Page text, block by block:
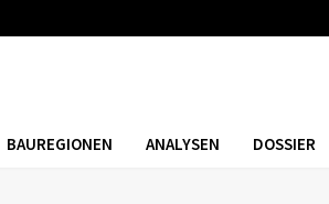
BAUREGIONEN ANALYSEN DOSSIER